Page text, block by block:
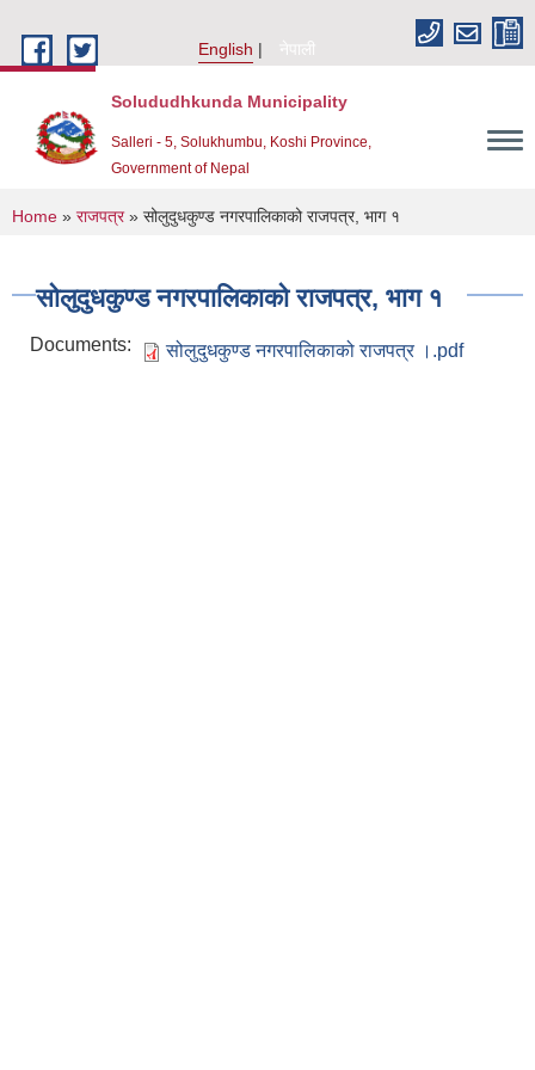
English
नेपाली
Solududhkunda Municipality
Salleri - 5, Solukhumbu, Koshi Province,
Government of Nepal
You are here
Home » राजपत्र» सोलुदुधकुण्ड नगरपालिकाको राजपत्र, भाग १
सोलुदुधकुण्ड नगरपालिकाको राजपत्र, भाग १
Documents: सोलुदुधकुण्ड नगरपालिकाको राजपत्र ।.pdf